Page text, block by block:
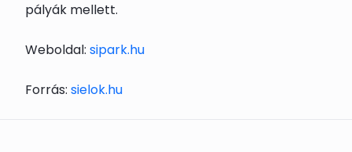
pályák mellett.
Weboldal: sipark.hu
Forrás: sielok.hu